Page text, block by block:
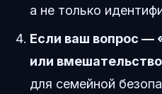
а не только
Если ваш вопрос —
или
для семейной